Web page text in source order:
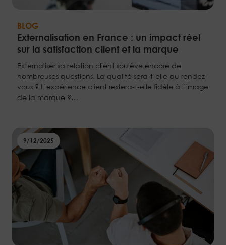
BLOG
Externalisation en France : un impact réel
sur la satisfaction client et la marque
Externaliser sa relation client soulève encore de
nombreuses questions. La qualité sera-t-elle au rendez-
vous ? L’expérience client restera-t-elle fidèle à l’image
de la marque ?…
9/12/2025